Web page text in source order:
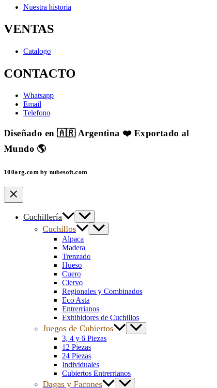
Nuestra historia
VENTAS
Catalogo
CONTACTO
Whatsapp
Email
Telefono
Diseñado en 🇦🇷 Argentina ❤️ Exportado al
Mundo 🌎
100arg.com by nubesoft.com
Cuchillería
Cuchillos
Alpaca
Madera
Trenzado
Hueso
Cuero
Ciervo
Regionales y Combinados
Eco Asta
Entrerrianos
Exhibidores de Cuchillos
Juegos de Cubiertos
3, 4 y 6 Piezas
12 Piezas
24 Piezas
Individuales
Cubiertos Entrerrianos
Dagas y Facones